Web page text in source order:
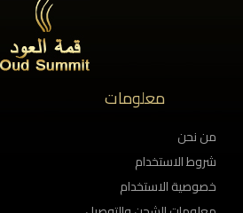
معلومات
من نحن
شروط الاستخدام
خصوصية الاستخدام